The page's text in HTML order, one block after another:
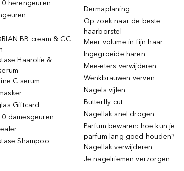
herengeuren
BB cream & CC
Haarolie &
C serum
Giftcard
damesgeuren
Shampoo
Dermaplaning
Op zoek naar de beste
haarborstel
Meer volume in fijn haar
Ingegroeide haren
Mee-eters verwijderen
Wenkbrauwen verven
Nagels vijlen
Butterfly cut
Nagellak snel drogen
Parfum bewaren: hoe kun je
parfum lang goed houden?
Nagellak verwijderen
Je nagelriemen verzorgen